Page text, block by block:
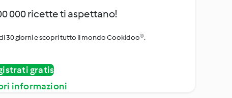
000 ricette ti aspettano!
30 giorni e scopri tutto il mondo Cookidoo®.
gratis
informazioni